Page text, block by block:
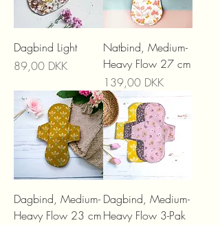
Dagbind Light
Preis
89,00 DKK
Natbind, Medium-
Heavy Flow 27 cm
Preis
139,00 DKK
Dagbind, Medium-
Heavy Flow 23 cm
Dagbind, Medium-
Heavy Flow 3-Pak